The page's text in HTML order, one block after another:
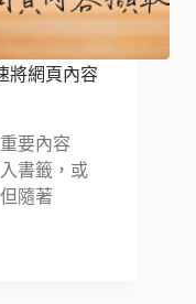
將網頁內容
要內容
書籤，或
隨著